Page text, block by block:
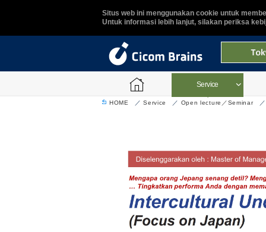
Situs web ini menggunakan cookie untuk
Untuk informasi lebih lanjut, silakan periksa
Service
HOME Service Open lecture／Seminar